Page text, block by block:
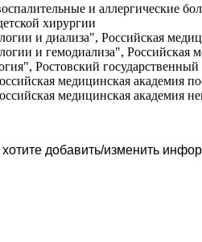
и аллергические
хирургии
и диализа", Российская
и гемодиализа", Российская
Ростовский
медицинская академия
медицинская академия
добавить/изменить